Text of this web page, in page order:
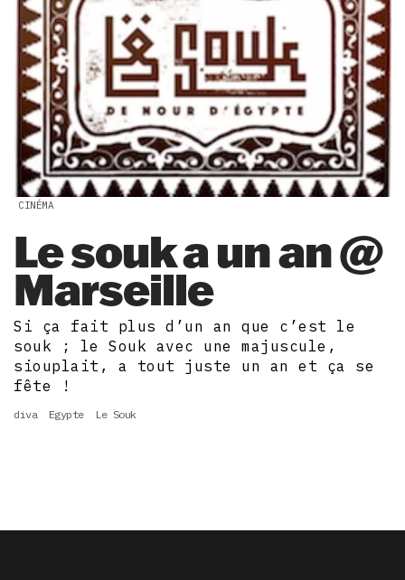
CINÉMA
Le souk a un an @
Marseille
Si ça fait plus d’un an que c’est le
souk ; le Souk avec une majuscule,
siouplait, a tout juste un an et ça se
fête !
diva Egypte Le Souk